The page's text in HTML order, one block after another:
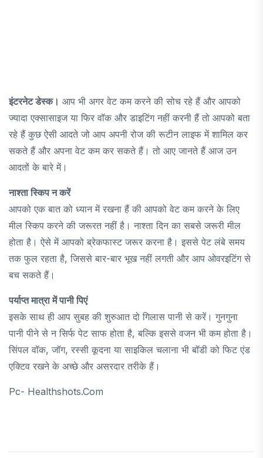
इंटरनेट डेस्क। आप भी अगर वेट कम करने की सोच रहे हैं और आपको
ज्यादा एक्सासाइज या फिर वॉक और डाइटिंग नहीं करनी हैं तो आपको बता
रहे हैं कुछ ऐसी आदते जो आप अपनी रोज की रूटीन लाइफ में शामिल कर
सकते हैं और अपना वेट कम कर सकते हैं। तो आए जानते हैं आज उन
आदतों के बारे में।
नाश्ता स्किप न करें
आपको एक बात को ध्यान में रखना हैं की आपको वेट कम करने के लिए
मील स्किप करने की जरूरत नहीं है। नाश्ता दिन का सबसे जरूरी मील
होता है। ऐसे में आपको ब्रेकफास्ट जरूर करना है। इससे पेट लंबे समय
तक फुल रहता है, जिससे बार-बार भूख नहीं लगती और आप ओवरइटिंग से
बच सकते हैं।
पर्याप्त मात्रा में पानी पिएं
इसके साथ ही आप सुबह की शुरुआत दो गिलास पानी से करें। गुनगुना
पानी पीने से न सिर्फ पेट साफ होता है, बल्कि इससे वजन भी कम होता है।
सिंपल वॉक, जॉग, रस्सी कूदना या साइकिल चलाना भी बॉडी को फिट एंड
एक्टिव रखने के अच्छे और असरदार तरीके हैं।
Pc- Healthshots.com